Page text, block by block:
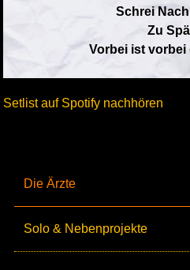
Die Ärzte
Solo & Nebenprojekte
Schrei
Zu
Vorbei ist vorbei
Setlist auf Spotify nachhören